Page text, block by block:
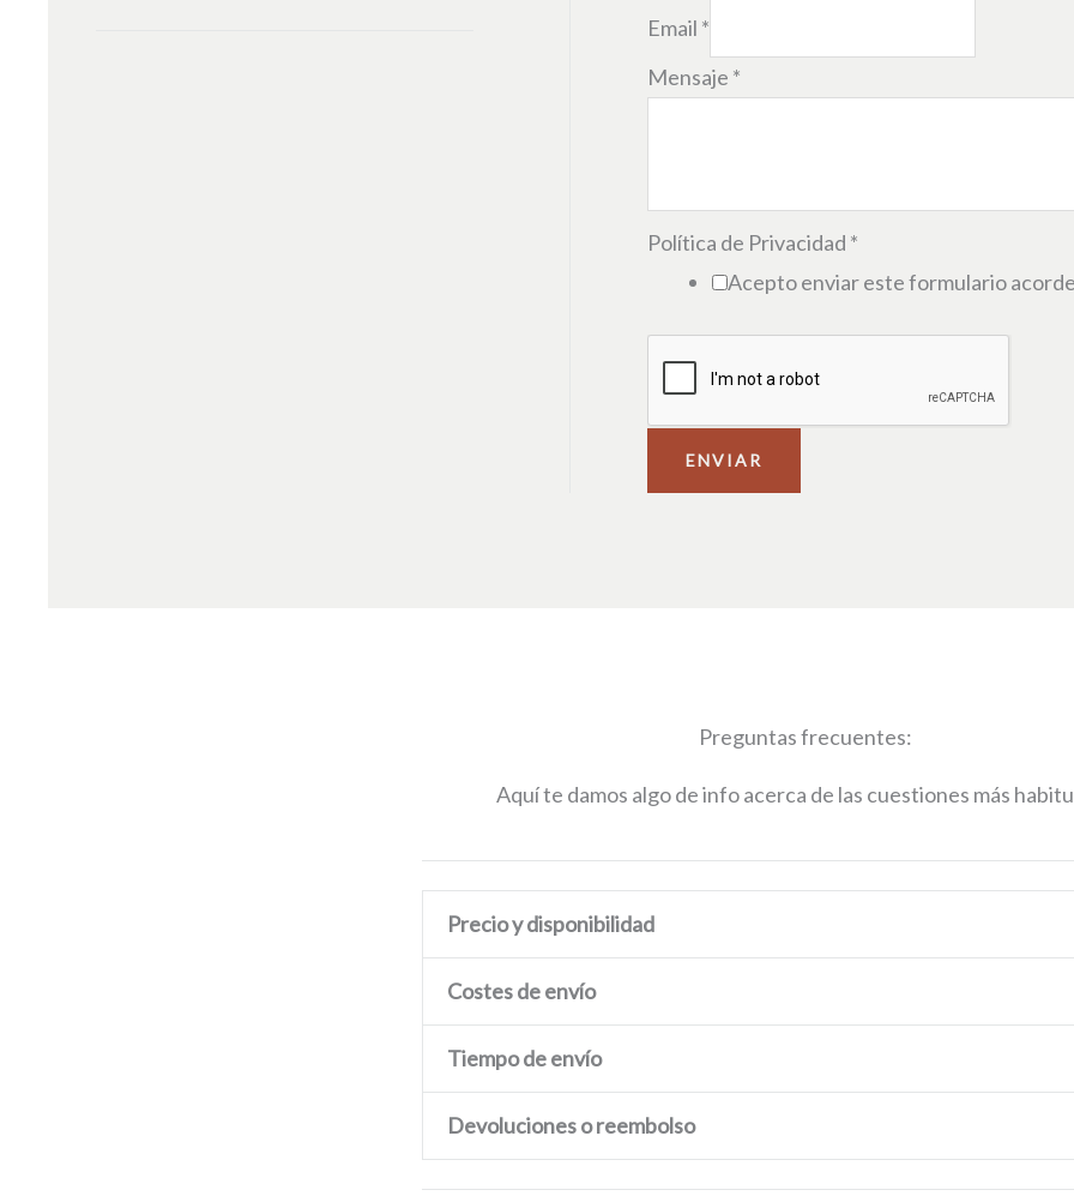
Email *
Mensaje *
Política de Privacidad *
Acepto enviar este formulario
ENVIAR
Preguntas frecuentes:
Aquí te damos algo de info acerca de las cuestiones más
Precio y disponibilidad
Costes de envío
Tiempo de envío
Devoluciones o reembolso